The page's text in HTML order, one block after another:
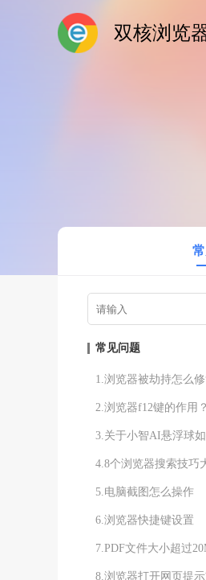
双核浏览
常见问题
1.浏览器被劫持怎么修
2.浏览器f12键的作用？
3.关于小智AI悬浮球
4.8个浏览器搜索技巧
5.电脑截图怎么操作
6.浏览器快捷键设置
7.PDF文件大小超过
8.浏览器打开网页提